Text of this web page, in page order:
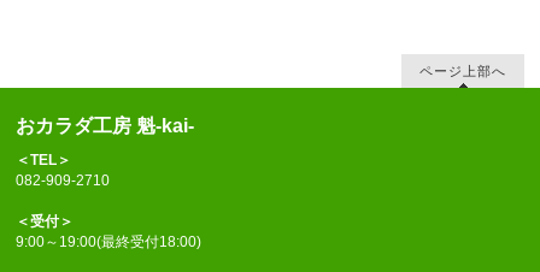
ページ上部へ
おカラダ工房 魁-kai-
＜TEL＞
082-909-2710
＜受付＞
9:00～19:00(最終受付18:00)